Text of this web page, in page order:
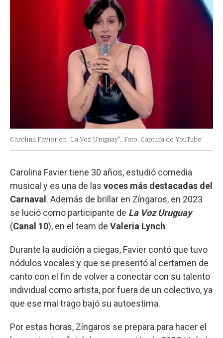
Carolina Favier en "La Voz Uruguay". Foto: Captura de YouTube
Carolina Favier tiene 30 años, estudió comedia
musical y es una de las voces más destacadas del
Carnaval. Además de brillar en Zíngaros, en 2023
se lució como participante de La Voz Uruguay
(Canal 10), en el team de Valeria Lynch.
Durante la audición a ciegas, Favier contó que tuvo
nódulos vocales y que se presentó al certamen de
canto con el fin de volver a conectar con su talento
individual como artista, por fuera de un colectivo, ya
que ese mal trago bajó su autoestima.
Por estas horas, Zíngaros se prepara para hacer el